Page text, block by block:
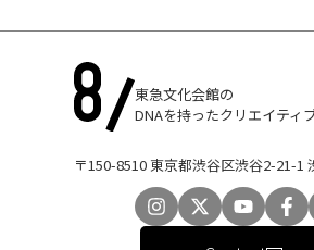
東急文化会館の
DNAを持ったクリエイティ
〒150-8510 東京都渋谷区渋谷2-21-1